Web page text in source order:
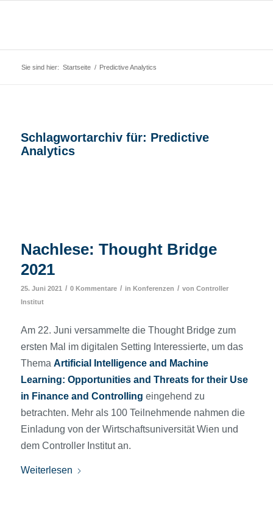
Sie sind hier: Startseite / Predictive Analytics
Schlagwortarchiv für: Predictive
Analytics
Nachlese: Thought Bridge
2021
25. Juni 2021 / 0 Kommentare / in Konferenzen / von Controller
Institut
Am 22. Juni versammelte die Thought Bridge zum
ersten Mal im digitalen Setting Interessierte, um das
Thema Artificial Intelligence and Machine
Learning: Opportunities and Threats for their Use
in Finance and Controlling eingehend zu
betrachten. Mehr als 100 Teilnehmende nahmen die
Einladung von der Wirtschaftsuniversität Wien und
dem Controller Institut an.
Weiterlesen